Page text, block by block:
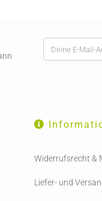
Widerrufsrecht &
Liefer- und